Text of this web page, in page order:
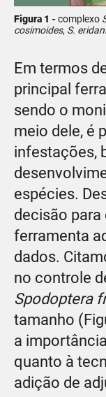
Figura 1 -complexo
cosimoides, S.
Em termos
principal
sendo o
meio dele, é
infestações,
espécies.
decisão
ferramenta
dados.
no controle
Spodoptera
tamanho
a
quanto à
adição de